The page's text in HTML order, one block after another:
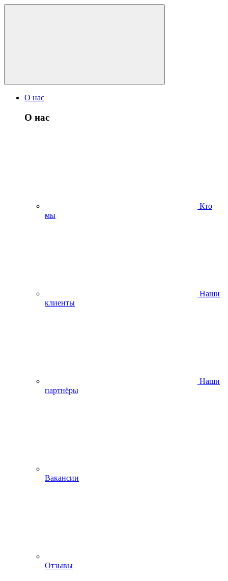
О нас
О нас
Кто
мы
Наши
клиенты
Наши
партнёры
Вакансии
Отзывы